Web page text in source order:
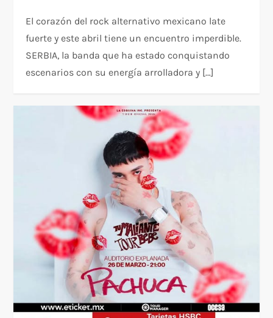
El corazón del rock alternativo mexicano late
fuerte y este abril tiene un encuentro imperdible.
SERBIA, la banda que ha estado conquistando
escenarios con su energía arrolladora y […]